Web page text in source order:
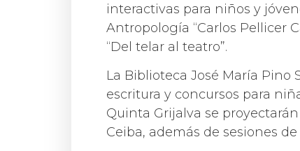
interactivas para niños y
Antropología “Carlos Pellicer
“Del telar al teatro”.
La Biblioteca José María Pino
escritura y concursos para
Quinta Grijalva se
Ceiba, además de sesiones